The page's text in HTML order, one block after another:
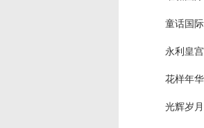
童话国
永利皇
花样年
光辉岁